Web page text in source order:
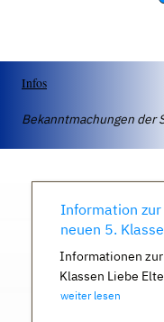
Infos
Bekanntmachungen der
Information
neuen 5.
Informationen
Klassen Liebe
weiter lesen